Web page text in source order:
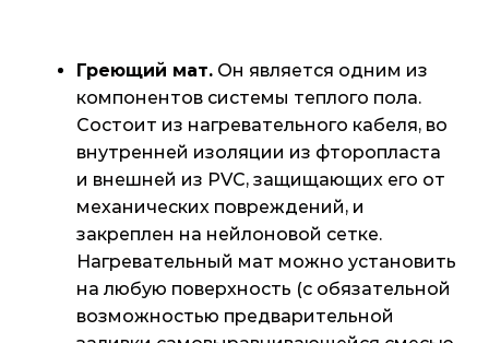
Греющий мат. Он является одним из
компонентов системы теплого пола.
Состоит из нагревательного кабеля, во
внутренней изоляции из фторопласта
и внешней из PVC, защищающих его от
механических повреждений, и
закреплен на нейлоновой сетке.
Нагревательный мат можно установить
на любую поверхность (с обязательной
возможностью предварительной